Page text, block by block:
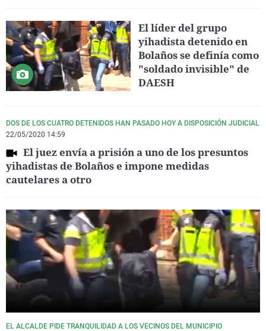
El líder del grupo
yihadista detenido en
Bolaños se definía como
"soldado invisible" de
DAESH
DOS DE LOS CUATRO DETENIDOS HAN PASADO HOY A DISPOSICIÓN JUDICIAL
22/05/2020 14:59
El juez envía a prisión a uno de los presuntos
yihadistas de Bolaños e impone medidas
cautelares a otro
EL ALCALDE PIDE TRANQUILIDAD A LOS VECINOS DEL MUNICIPIO